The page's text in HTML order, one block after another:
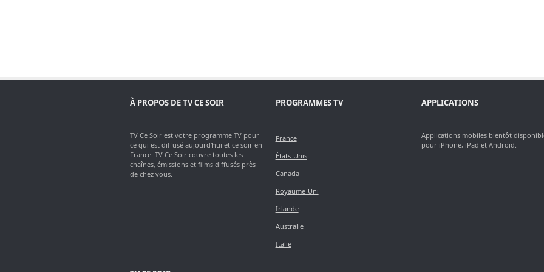
À PROPOS DE TV CE SOIR
TV Ce Soir est votre programme TV pour
ce qui est diffusé aujourd'hui et ce soir en
France. TV Ce Soir couvre toutes les
chaînes, émissions et films diffusés près
de chez vous.
PROGRAMMES TV
France
États-Unis
Canada
Royaume-Uni
Irlande
Australie
Italie
APPLICATIONS
Applications mobiles bientôt
pour iPhone, iPad et Android.